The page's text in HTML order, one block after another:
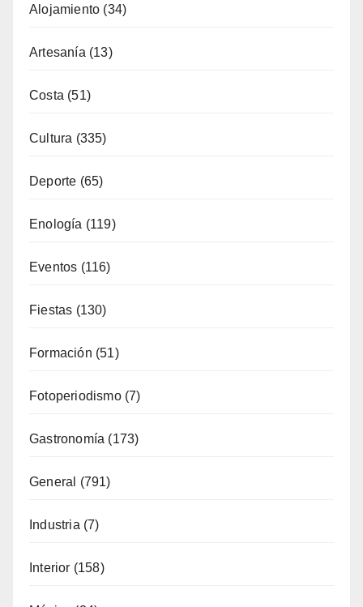
Alojamiento (34)
Artesanía (13)
Costa (51)
Cultura (335)
Deporte (65)
Enología (119)
Eventos (116)
Fiestas (130)
Formación (51)
Fotoperiodismo(7)
Gastronomía (173)
General (791)
Industria (7)
Interior (158)